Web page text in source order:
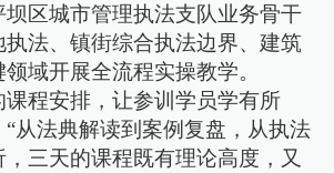
区城市管理执法支队业务骨干
法、镇街综合执法边界、建筑
域开展全流程实操教学。
课程安排，让参训学员学有所
从法典解读到案例复盘，从执法
三天的课程既有理论高度，又